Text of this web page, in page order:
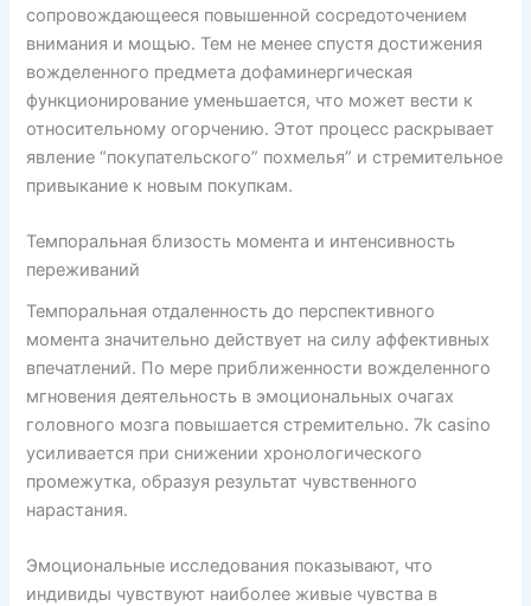
сопровождающееся повышенной сосредоточением
внимания и мощью. Тем не менее спустя достижения
вожделенного предмета дофаминергическая
функционирование уменьшается, что может вести к
относительному огорчению. Этот процесс раскрывает
явление “покупательского” похмелья” и стремительное
привыкание к новым покупкам.
Темпоральная близость момента и интенсивность
переживаний
Темпоральная отдаленность до перспективного
момента значительно действует на силу аффективных
впечатлений. По мере приближенности вожделенного
мгновения деятельность в эмоциональных очагах
головного мозга повышается стремительно. 7k casino
усиливается при снижении хронологического
промежутка, образуя результат чувственного
нарастания.
Эмоциональные исследования показывают, что
индивиды чувствуют наиболее живые чувства в